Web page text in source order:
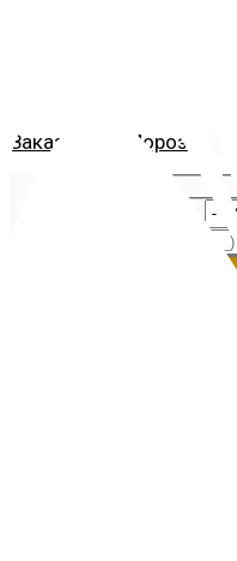
Заказ Деда Мороза
Дата Праздника
Ваши данные
Нажимая кнопку,